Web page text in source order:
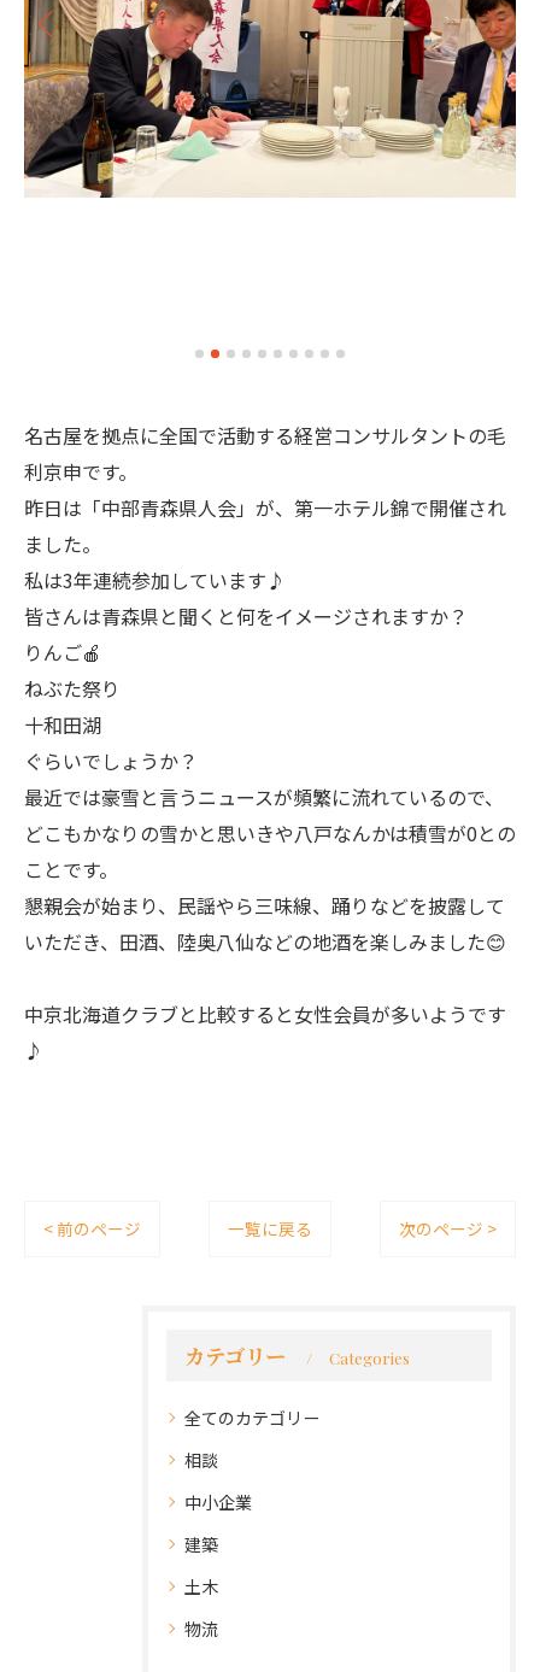
名古屋を拠点に全国で活動する経営コンサルタントの毛
利京申です。
昨日は「中部青森県人会」が、第一ホテル錦で開催され
ました。
私は3年連続参加しています♪
皆さんは青森県と聞くと何をイメージされますか？
りんご🍎
ねぶた祭り
十和田湖
ぐらいでしょうか？
最近では豪雪と言うニュースが頻繁に流れているので、
どこもかなりの雪かと思いきや八戸なんかは積雪が0との
ことです。
懇親会が始まり、民謡やら三味線、踊りなどを披露して
いただき、田酒、陸奥八仙などの地酒を楽しみました😊
中京北海道クラブと比較すると女性会員が多いようです
♪
< 前のページ 一覧に戻る 次のページ >
カテゴリー Categories
全てのカテゴリー
相談
中小企業
建築
土木
物流